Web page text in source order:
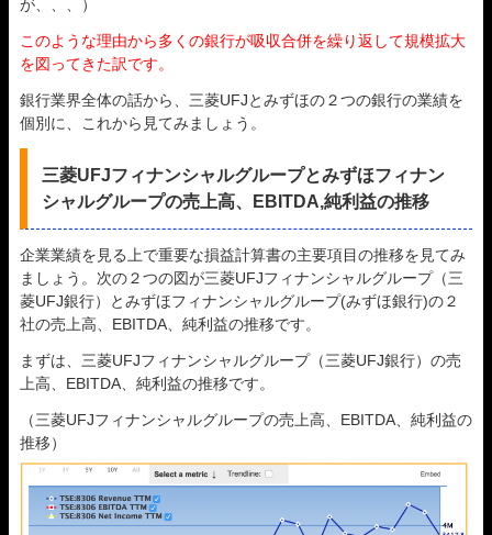
が、、、）
このような理由から多くの銀行が吸収合併を繰り返して規模拡大
を図ってきた訳です。
銀行業界全体の話から、三菱UFJとみずほの２つの銀行の業績を
個別に、これから見てみましょう。
三菱UFJフィナンシャルグループとみずほフィナン
シャルグループの売上高、EBITDA,純利益の推移
企業業績を見る上で重要な損益計算書の主要項目の推移を見てみ
ましょう。次の２つの図が三菱UFJフィナンシャルグループ（三
菱UFJ銀行）とみずほフィナンシャルグループ(みずほ銀行)の２
社の売上高、EBITDA、純利益の推移です。
まずは、三菱UFJフィナンシャルグループ（三菱UFJ銀行）の売
上高、EBITDA、純利益の推移です。
（三菱UFJフィナンシャルグループの売上高、EBITDA、純利益の
推移）